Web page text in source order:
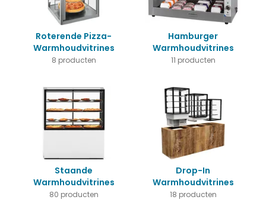
Roterende Pizza-
Warmhoudvitrines
8 producten
Hamburger
Warmhoudvitrines
11 producten
Staande
Warmhoudvitrines
80 producten
Drop-In
Warmhoudvitrines
18 producten